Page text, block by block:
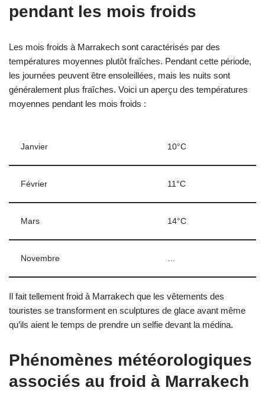
pendant les mois froids
Les mois froids à Marrakech sont caractérisés par des
températures moyennes plutôt fraîches. Pendant cette période,
les journées peuvent être ensoleillées, mais les nuits sont
généralement plus fraîches. Voici un aperçu des températures
moyennes pendant les mois froids :
Janvier 10°C
Février 11°C
Mars 14°C
Novembre
Il fait tellement froid à Marrakech que les vêtements des
touristes se transforment en sculptures de glace avant même
qu’ils aient le temps de prendre un selfie devant la médina.
Phénomènes météorologiques
associés au froid à Marrakech